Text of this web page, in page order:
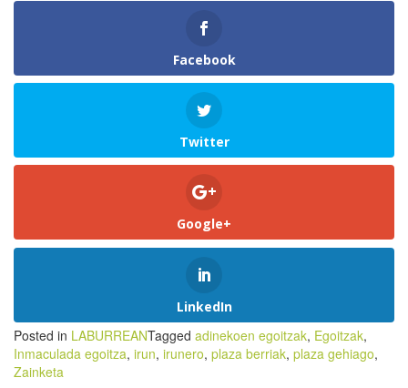
Facebook
Twitter
Google+
LinkedIn
Posted in LABURREANTagged adinekoen egoitzak, Egoitzak,
Inmaculada egoitza, irun, irunero, plaza berriak, plaza gehiago,
Zainketa